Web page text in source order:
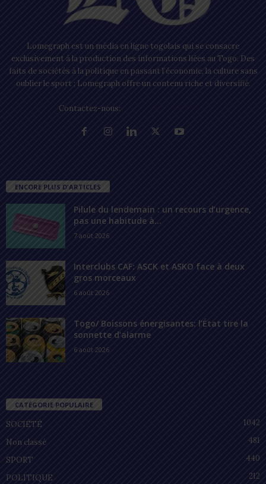
Lomegraph est un média en ligne togolais qui se consacre
exclusivement à la production des informations liées au Togo. Des
faits de sociétés à la politique en passant l’économie, la culture sans
oublier le sport ; Lomegraph offre un contenu riche et diversifié.
Contactez-nous:
ENCORE PLUS D'ARTICLES
Pilule du lendemain : un recours d’urgence,
pas une habitude à...
7 août 2026
Interclubs CAF: ASCK et ASKO face à deux
gros morceaux
6 août 2026
Togo/ Boissons énergisantes: l’État tire la
sonnette d’alarme
6 août 2026
CATÉGORIE POPULAIRE
SOCIÉTÉ
1042
Non classé
481
SPORT
440
POLITIQUE
212